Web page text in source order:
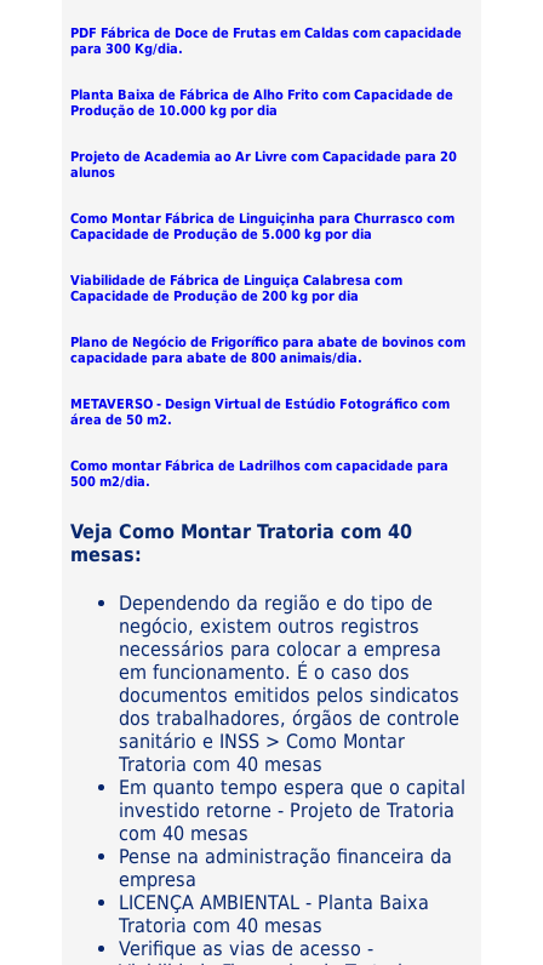
PDF Fábrica de Doce de Frutas em Caldas com capacidade
para 300 Kg/dia.
Planta Baixa de Fábrica de Alho Frito com Capacidade de
Produção de 10.000 kg por dia
Projeto de Academia ao Ar Livre com Capacidade para 20
alunos
Como Montar Fábrica de Linguiçinha para Churrasco com
Capacidade de Produção de 5.000 kg por dia
Viabilidade de Fábrica de Linguiça Calabresa com
Capacidade de Produção de 200 kg por dia
Plano de Negócio de Frigorífico para abate de bovinos com
capacidade para abate de 800 animais/dia.
METAVERSO - Design Virtual de Estúdio Fotográfico com
área de 50 m2.
Como montar Fábrica de Ladrilhos com capacidade para
500 m2/dia.
Veja Como Montar Tratoria com 40
mesas:
Dependendo da região e do tipo de
negócio, existem outros registros
necessários para colocar a empresa
em funcionamento. É o caso dos
documentos emitidos pelos sindicatos
dos trabalhadores, órgãos de controle
sanitário e INSS > Como Montar
Tratoria com 40 mesas
Em quanto tempo espera que o capital
investido retorne - Projeto de Tratoria
com 40 mesas
Pense na administração financeira da
empresa
LICENÇA AMBIENTAL - Planta Baixa
Tratoria com 40 mesas
Verifique as vias de acesso -